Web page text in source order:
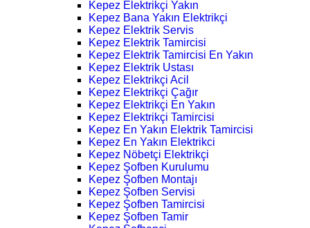
Kepez Elektrikçi Yakın
Kepez Bana Yakın Elektrikçi
Kepez Elektrik Servis
Kepez Elektrik Tamircisi
Kepez Elektrik Tamircisi En Yakın
Kepez Elektrik Ustası
Kepez Elektrikçi Acil
Kepez Elektrikçi Çağır
Kepez Elektrikçi En Yakın
Kepez Elektrikçi Tamircisi
Kepez En Yakın Elektrik Tamircisi
Kepez En Yakın Elektrikci
Kepez Nöbetçi Elektrikçi
Kepez Şofben Kurulumu
Kepez Şofben Montajı
Kepez Şofben Servisi
Kepez Şofben Tamircisi
Kepez Şofben Tamir